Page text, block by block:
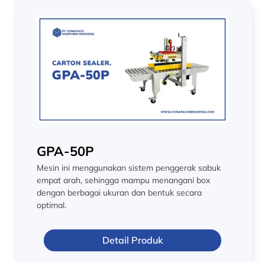
GPA-50P
Mesin ini menggunakan sistem penggerak sabuk
empat arah, sehingga mampu menangani box
dengan berbagai ukuran dan bentuk secara
optimal.
Detail Produk